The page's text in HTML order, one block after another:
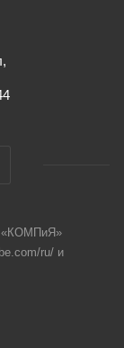
«КОМПиЯ»
ru/ и